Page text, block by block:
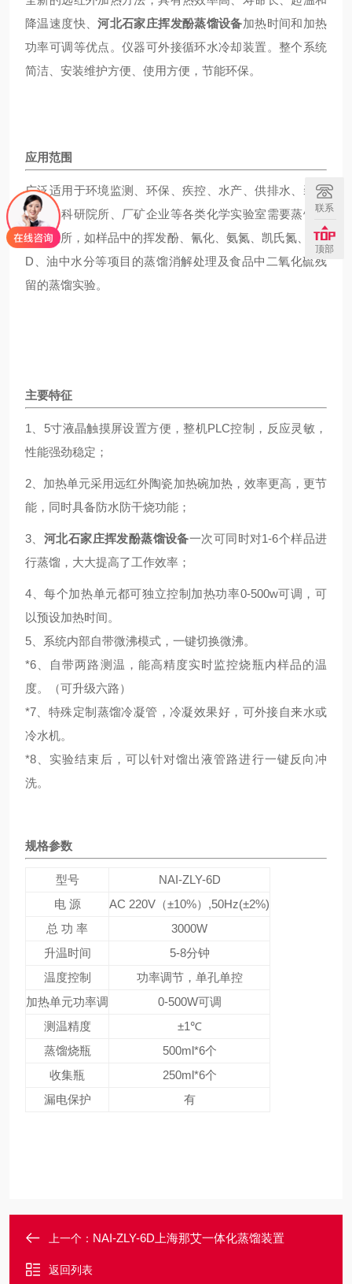
降温速度快、河北石家庄挥发酚蒸馏设备加热时间和加热
功率可调等优点。仪器可外接循环水冷却装置。整个系统
简洁、安装维护方便、使用方便，节能环保。
应用范围
广泛适用于环境监测、环保、疾控、水产、供排水、装置
高校、科研院所、厂矿企业等各类化学实验室需要蒸馏处
理的场所，如样品中的挥发酚、氰化、氨氮、凯氏氮、CO
D、油中水分等项目的蒸馏消解处理及食品中二氧化硫残
留的蒸馏实验。
主要特征
1、5寸液晶触摸屏设置方便，整机PLC控制，反应灵敏，
性能强劲稳定；
2、加热单元采用远红外陶瓷加热碗加热，效率更高，更节
能，同时具备防水防干烧功能；
3、 河北石家庄挥发酚蒸馏设备一次可同时对1-6个样品进
行蒸馏，大大提高了工作效率；
4、每个加热单元都可独立控制加热功率0-500w可调，可
以预设加热时间。
5、系统内部自带微沸模式，一键切换微沸。
*6、自带两路测温，能高精度实时监控烧瓶内样品的温
度。（可升级六路）
*7、特殊定制蒸馏冷凝管，冷凝效果好，可外接自来水或
冷水机。
*8、实验结束后，可以针对馏出液管路进行一键反向冲
洗。
规格参数
型号
NAI-ZLY-6D
电 源
AC 220V（±10%）,50Hz(±2%)
总 功 率
3000W
升温时间
5-8分钟
温度控制
功率调节，单孔单控
加热单元功率调
0-500W可调
测温精度
±1℃
蒸馏烧瓶
500ml*6个
收集瓶
250ml*6个
漏电保护
有
上一个： NAI-ZLY-6D上海那艾一体化蒸馏装置
返回列表
联系
顶部